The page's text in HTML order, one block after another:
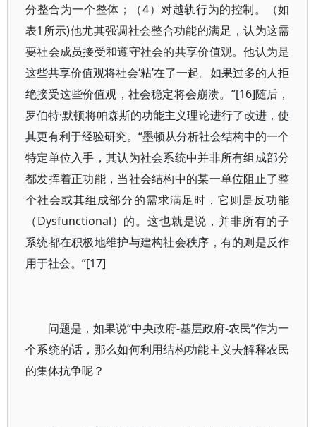
分整合为一个整体；（4）对越轨行为的控制。（如
表1所示)他尤其强调社会整合功能的满足，认为这需
要社会成员接受和遵守社会的共享价值观。他认为是
这些共享价值观将社会‘粘’在了一起。如果过多的人拒
绝接受这些价值观，社会稳定将会崩溃。”[16]随后，
罗伯特·默顿将帕森斯的功能主义理论进行了改进，使
其更有利于经验研究。“墨顿从分析社会结构中的一个
特定单位入手，其认为社会系统中并非所有组成部分
都发挥着正功能，当社会结构中的某一单位阻止了整
个社会或其组成部分的需求满足时，它则是反功能
（Dysfunctional）的。这也就是说，并非所有的子
系统都在积极地维护与建构社会秩序，有的则是反作
用于社会。”[17]
问题是，如果说“中央政府-基层政府-农民”作为一
个系统的话，那么如何利用结构功能主义去解释农民
的集体抗争呢？